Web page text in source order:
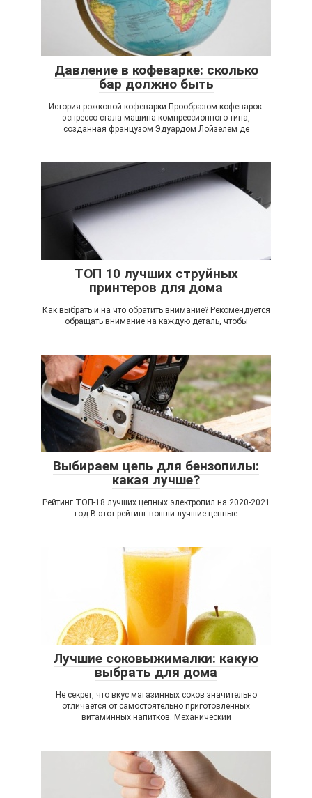
Давление в кофеварке: сколько
бар должно быть
История рожковой кофеварки Прообразом кофеварок-
эспрессо стала машина компрессионного типа,
созданная французом Эдуардом Лойзелем де
ТОП 10 лучших струйных
принтеров для дома
Как выбрать и на что обратить внимание? Рекомендуется
обращать внимание на каждую деталь, чтобы
Выбираем цепь для бензопилы:
какая лучше?
Рейтинг ТОП-18 лучших цепных электропил на 2020-2021
год В этот рейтинг вошли лучшие цепные
Лучшие соковыжималки: какую
выбрать для дома
Не секрет, что вкус магазинных соков значительно
отличается от самостоятельно приготовленных
витаминных напитков. Механический